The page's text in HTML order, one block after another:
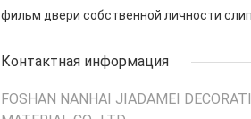
фильм двери собственной личности
Контактная информация
FOSHAN NANHAI JIADAMEI